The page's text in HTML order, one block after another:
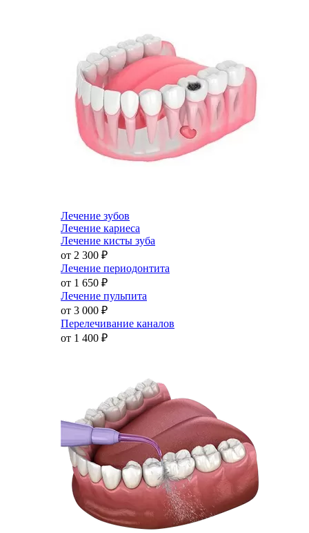
Лечение зубов
Лечение кариеса
Лечение кисты зуба
от 2 300 ₽
Лечение периодонтита
от 1 650 ₽
Лечение пульпита
от 3 000 ₽
Перелечивание каналов
от 1 400 ₽